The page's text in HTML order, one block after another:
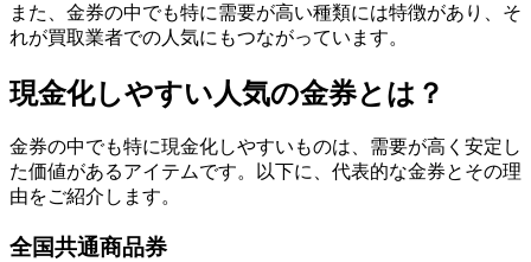
また、金券の中でも特に需要が高い種類には特徴があり、そ
れが買取業者での人気にもつながっています。
現金化しやすい人気の金券とは？
金券の中でも特に現金化しやすいものは、需要が高く安定し
た価値があるアイテムです。以下に、代表的な金券とその理
由をご紹介します。
全国共通商品券